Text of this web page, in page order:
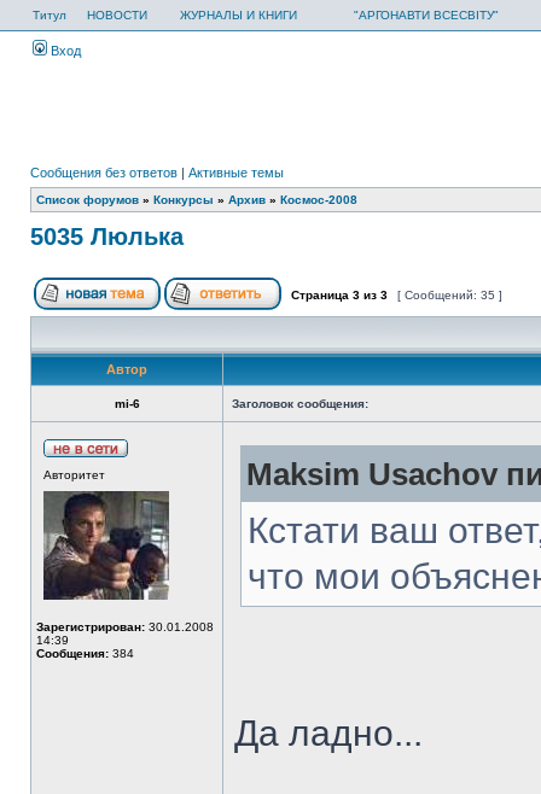
Титул НОВОСТИ ЖУРНАЛЫ И КНИГИ "АРГОНАВТИ ВСЕСВІТУ"
Вход
Сообщения без ответов | Активные темы
Список форумов » Конкурсы » Архив » Космос-2008
5035 Люлька
Страница 3 из 3 [ Сообщений: 35 ]
Автор
mi-6 Заголовок сообщения:
Авторитет
Зарегистрирован: 30.01.2008
14:39
Сообщения: 384
Maksim Usachov
Кстати ваш
что мои
Да ладно...